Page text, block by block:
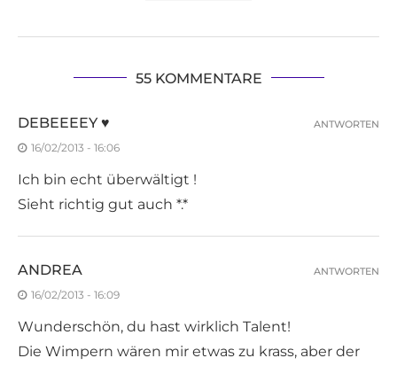
55 KOMMENTARE
DEBEEEEY ♥
16/02/2013 - 16:06
Ich bin echt überwältigt !
Sieht richtig gut auch *.*
ANTWORTEN
ANDREA
16/02/2013 - 16:09
Wunderschön, du hast wirklich Talent!
Die Wimpern wären mir etwas zu krass, aber der
ANTWORTEN